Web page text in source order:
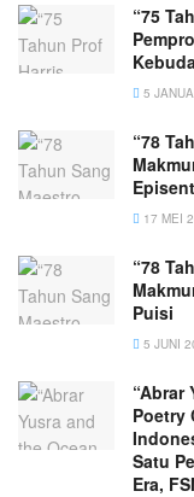
“75
5
“78
17 MEI
“78
Puisi
5 JUNI
“Abrar
Poetry
Satu
Era,